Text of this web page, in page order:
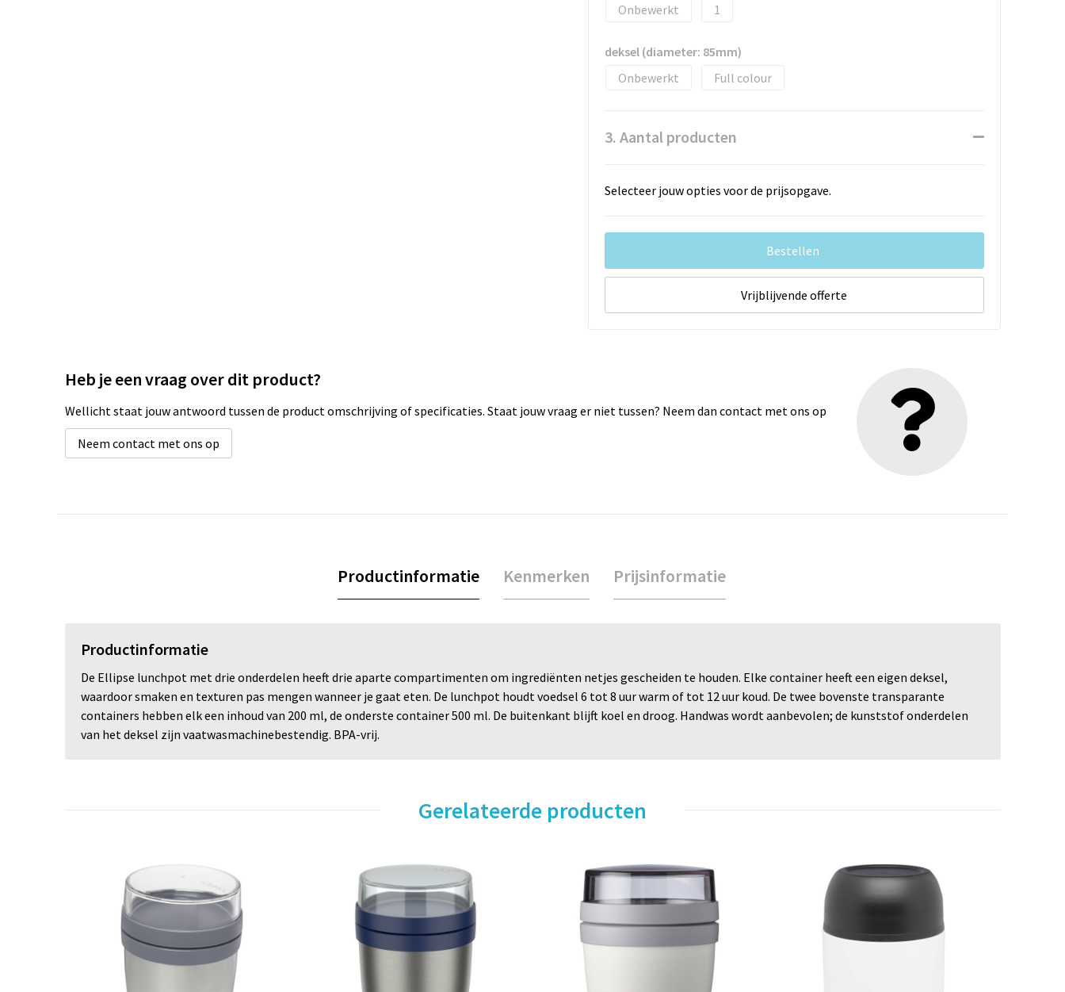
Onbewerkt
1
deksel (diameter: 85mm)
Onbewerkt
Full colour
3. Aantal producten
Selecteer jouw opties voor de prijsopgave.
Bestellen
Vrijblijvende offerte
Heb je een vraag over dit product?
Wellicht staat jouw antwoord tussen de product omschrijving of specificaties. Staat jouw vraag er niet tussen? Neem dan contact met ons op
Neem contact met ons op
Productinformatie Kenmerken Prijsinformatie
Productinformatie
De Ellipse lunchpot met drie onderdelen heeft drie aparte compartimenten om ingrediënten netjes gescheiden te houden. Elke container heeft een eigen deksel,
waardoor smaken en texturen pas mengen wanneer je gaat eten. De lunchpot houdt voedsel 6 tot 8 uur warm of tot 12 uur koud. De twee bovenste transparante
containers hebben elk een inhoud van 200 ml, de onderste container 500 ml. De buitenkant blijft koel en droog. Handwas wordt aanbevolen; de kunststof onderdelen
van het deksel zijn vaatwasmachinebestendig. BPA-vrij.
Gerelateerde producten